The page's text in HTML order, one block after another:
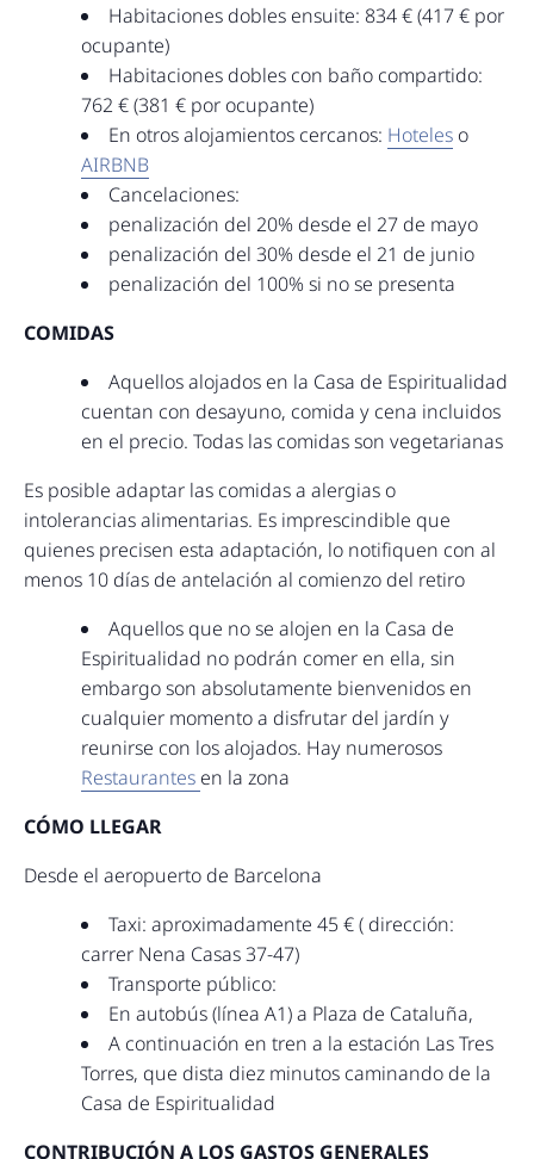
Habitaciones dobles ensuite: 834 € (417 € por
ocupante)
Habitaciones dobles con baño compartido:
762 € (381 € por ocupante)
En otros alojamientos cercanos: Hoteles o
AIRBNB
Cancelaciones:
penalización del 20% desde el 27 de mayo
penalización del 30% desde el 21 de junio
penalización del 100% si no se presenta
COMIDAS
Aquellos alojados en la Casa de Espiritualidad
cuentan con desayuno, comida y cena incluidos
en el precio. Todas las comidas son vegetarianas
Es posible adaptar las comidas a alergias o
intolerancias alimentarias. Es imprescindible que
quienes precisen esta adaptación, lo notifiquen con al
menos 10 días de antelación al comienzo del retiro
Aquellos que no se alojen en la Casa de
Espiritualidad no podrán comer en ella, sin
embargo son absolutamente bienvenidos en
cualquier momento a disfrutar del jardín y
reunirse con los alojados. Hay numerosos
Restaurantes en la zona
CÓMO LLEGAR
Desde el aeropuerto de Barcelona
Taxi: aproximadamente 45 € ( dirección:
carrer Nena Casas 37-47)
Transporte público:
En autobús (línea A1) a Plaza de Cataluña,
A continuación en tren a la estación Las Tres
Torres, que dista diez minutos caminando de la
Casa de Espiritualidad
CONTRIBUCIÓN A LOS GASTOS GENERALES